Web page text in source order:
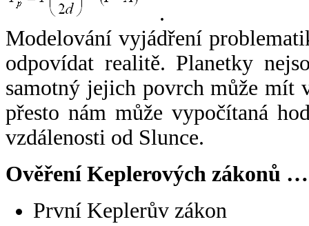
.
Modelování vyjádření
odpovídat realitě. Planetky
samotný jejich povrch může mít
přesto nám může vypočítaná
vzdálenosti od Slunce.
Ověření Keplerových zákonů …
První Keplerův zákon